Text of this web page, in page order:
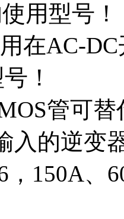
用型号！
在AC-
！
管可
入的逆变
，150A、